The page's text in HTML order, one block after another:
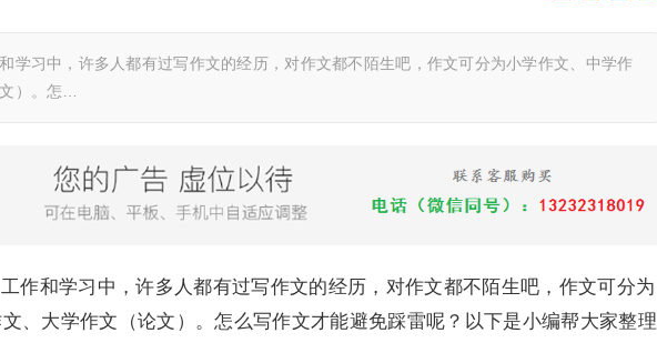
习中，许多人都有过写作文的经历，对作文都不陌生吧，作文可分为小学作文、中学作
）。怎…
和学习中，许多人都有过写作文的经历，对作文都不陌生吧，作文可分为
、大学作文（论文）。怎么写作文才能避免踩雷呢？以下是小编帮大家整理